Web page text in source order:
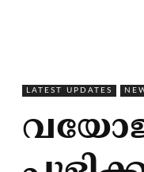
LATEST UPDATES